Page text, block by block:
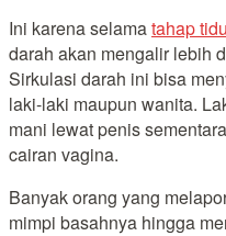
Ini karena selamatahap
darah akan mengalir lebih
Sirkulasi darah ini bisa
laki-laki maupun wanita.
mani lewat penis
cairan vagina.
Banyak orang yang
mimpi basahnya hingga